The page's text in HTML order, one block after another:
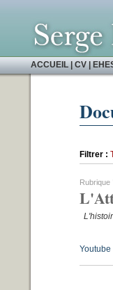
ACCUEIL|CV|
Filtrer :
Rubrique
Youtube